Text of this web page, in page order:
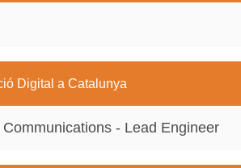
Digital a Catalunya
- Lead Engineer